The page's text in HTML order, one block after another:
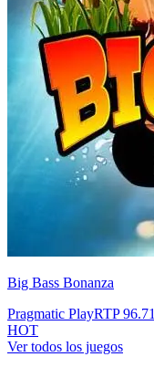
Big Bass Bonanza
Pragmatic PlayRTP96.71
HOT
Ver todos los juegos